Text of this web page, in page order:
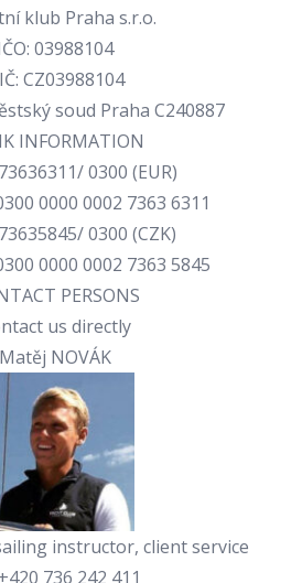
klub Praha s.r.o.
03988104
CZ03988104
soud Praha C240887
INFORMATION
0300 (EUR)
0000 0002 7363 6311
0300 (CZK)
0000 0002 7363 5845
PERSONS
us directly
Matěj NOVÁK
instructor, client service
+420 736 242 411